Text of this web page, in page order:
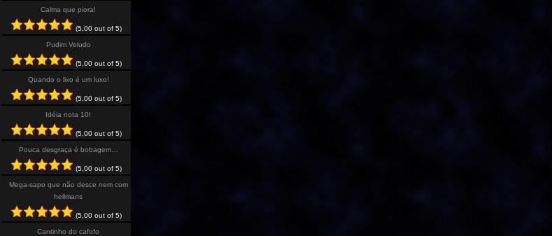
Calma que piora!
(5,00 out of 5)
Pudim Veludo
(5,00 out of 5)
Quando o lixo é um luxo!
(5,00 out of 5)
Idéia nota 10!
(5,00 out of 5)
Pouca desgraça é bobagem…
(5,00 out of 5)
Mega-sapo que não desce nem com
hellmans
(5,00 out of 5)
Cantinho do cafofo